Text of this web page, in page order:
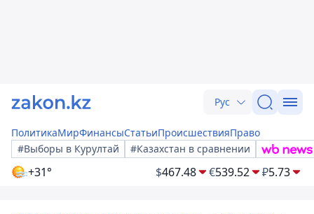
Рус
ПолитикаМирФинансыСтатьиПроисшествияПраво
#Выборы в Курултай
#Казахстан в сравнении
+31° $467.48 €539.52 ₽5.73